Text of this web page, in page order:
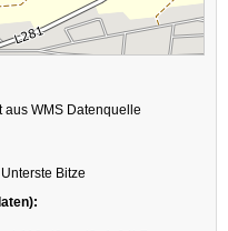
aus WMS Datenquelle
Bitze